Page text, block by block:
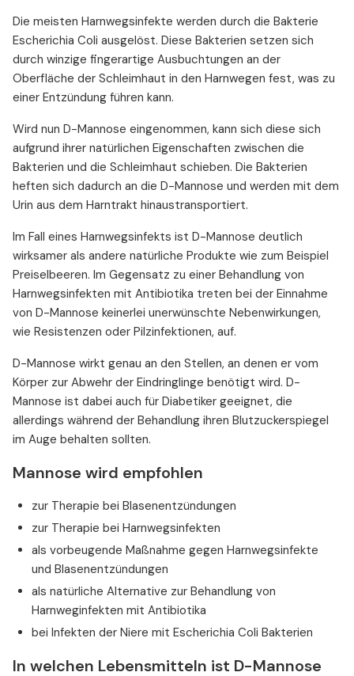
Die meisten Harnwegsinfekte werden durch die Bakterie
Escherichia Coli ausgelöst. Diese Bakterien setzen sich
durch winzige fingerartige Ausbuchtungen an der
Oberfläche der Schleimhaut in den Harnwegen fest, was zu
einer Entzündung führen kann.
Wird nun D-Mannose eingenommen, kann sich diese sich
aufgrund ihrer natürlichen Eigenschaften zwischen die
Bakterien und die Schleimhaut schieben. Die Bakterien
heften sich dadurch an die D-Mannose und werden mit dem
Urin aus dem Harntrakt hinaustransportiert.
Im Fall eines Harnwegsinfekts ist D-Mannose deutlich
wirksamer als andere natürliche Produkte wie zum Beispiel
Preiselbeeren. Im Gegensatz zu einer Behandlung von
Harnwegsinfekten mit Antibiotika treten bei der Einnahme
von D-Mannose keinerlei unerwünschte Nebenwirkungen,
wie Resistenzen oder Pilzinfektionen, auf.
D-Mannose wirkt genau an den Stellen, an denen er vom
Körper zur Abwehr der Eindringlinge benötigt wird. D-
Mannose ist dabei auch für Diabetiker geeignet, die
allerdings während der Behandlung ihren Blutzuckerspiegel
im Auge behalten sollten.
Mannose wird empfohlen
zur Therapie bei Blasenentzündungen
zur Therapie bei Harnwegsinfekten
als vorbeugende Maßnahme gegen Harnwegsinfekte
und Blasenentzündungen
als natürliche Alternative zur Behandlung von
Harnweginfekten mit Antibiotika
bei Infekten der Niere mit Escherichia Coli Bakterien
In welchen Lebensmitteln ist D-Mannose